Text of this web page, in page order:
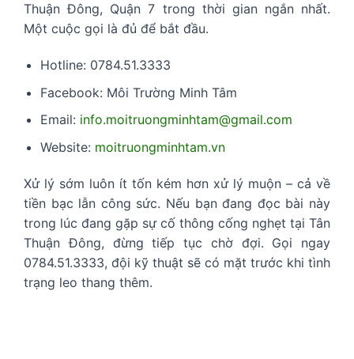
Thuận Đông, Quận 7 trong thời gian ngắn nhất.
Một cuộc gọi là đủ để bắt đầu.
Hotline: 0784.51.3333
Facebook: Môi Trường Minh Tâm
Email: info.moitruongminhtam@gmail.com
Website: moitruongminhtam.vn
Xử lý sớm luôn ít tốn kém hơn xử lý muộn – cả về
tiền bạc lẫn công sức. Nếu bạn đang đọc bài này
trong lúc đang gặp sự cố thông cống nghẹt tại Tân
Thuận Đông, đừng tiếp tục chờ đợi. Gọi ngay
0784.51.3333, đội kỹ thuật sẽ có mặt trước khi tình
trạng leo thang thêm.